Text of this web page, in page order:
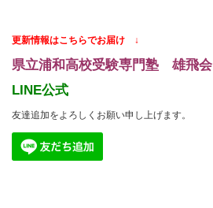
更新情報はこちらでお届け ↓
県立浦和高校受験専門塾 雄飛会
LINE公式
友達追加をよろしくお願い申し上げます。